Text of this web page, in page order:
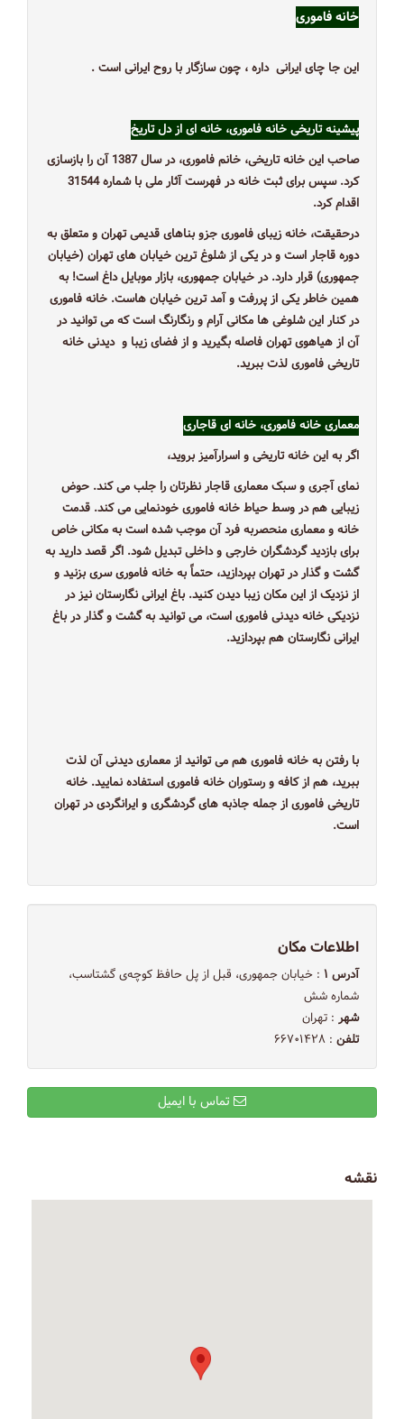
خانه‌ فاموری
این جا چای ایرانی داره ، چون سازگار با روح ایرانی است .
پیشینه تاریخی خانه فاموری، خانه ای از دل تاریخ
صاحب این خانه تاریخی، خانم فاموری، در سال 1387 آن را بازسازی
کرد. سپس برای ثبت خانه در فهرست آثار ملی با شماره 31544
اقدام کرد.
درحقیقت، خانه زیبای فاموری جزو بناهای قدیمی تهران و متعلق به
دوره قاجار است و در یکی از شلوغ ترین خیابان های تهران (خیابان
جمهوری) قرار دارد. در خیابان جمهوری، بازار موبایل داغ است! به
همین خاطر یکی از پررفت و آمد ترین خیابان هاست. خانه فاموری
در کنار این شلوغی ها مکانی آرام و رنگارنگ است که می توانید در
آن از هیاهوی تهران فاصله بگیرید و از فضای زیبا و دیدنی خانه
تاریخی فاموری لذت ببرید.
معماری خانه فاموری،‌ خانه ای قاجاری
اگر به این خانه تاریخی و اسرارآمیز بروید،
نمای آجری و سبک معماری قاجار نظرتان را جلب می کند. حوض
زیبایی هم در وسط حیاط خانه فاموری خودنمایی می کند. قدمت
خانه و معماری منحصربه فرد آن موجب شده است به مکانی خاص
برای بازدید گردشگران خارجی و داخلی تبدیل شود. اگر قصد دارید به
گشت و گذار در تهران بپردازید، حتماً به خانه فاموری سری بزنید و
از نزدیک از این مکان زیبا دیدن کنید. باغ ایرانی نگارستان نیز در
نزدیکی خانه دیدنی فاموری است، می توانید به گشت و گذار در باغ
ایرانی نگارستان هم بپردازید.
با رفتن به خانه فاموری هم می توانید از معماری دیدنی آن لذت
ببرید، هم از کافه و رستوران خانه فاموری استفاده نمایید. خانه
تاریخی فاموری از جمله جاذبه های گردشگری و ایرانگردی در تهران
است.
اطلاعات مکان
آدرس ۱
: خيابان جمهوری، قبل از پل حافظ كوچه‌ی گشتاسب،
شماره شش
شهر : تهران
تلفن : ۶۶۷۰۱۴۲۸
نقشه